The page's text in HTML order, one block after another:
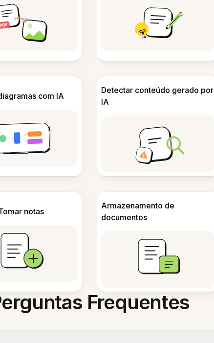
com IA
Detectar conteúdo gerado por
IA
notas
Armazenamento de
documentos
Frequentes